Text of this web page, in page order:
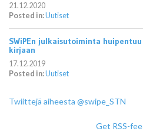
21.12.2020
Posted in:Uutiset
SWiPEn julkaisutoiminta
kirjaan
17.12.2019
Posted in:Uutiset
Twiittejä aiheesta @swipe_STN
Get RSS-